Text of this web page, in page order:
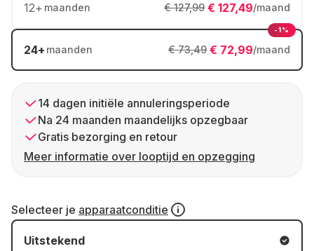
12+ maanden € 127,49/maand
€ 127,99
24+ maanden € 72,99/maand
€ 73,49
-1%
14 dagen initiële annuleringsperiode
Na 24 maanden maandelijks opzegbaar
Gratis bezorging en retour
Meer informatie over looptijd en opzegging
Selecteer je apparaatconditie
Uitstekend